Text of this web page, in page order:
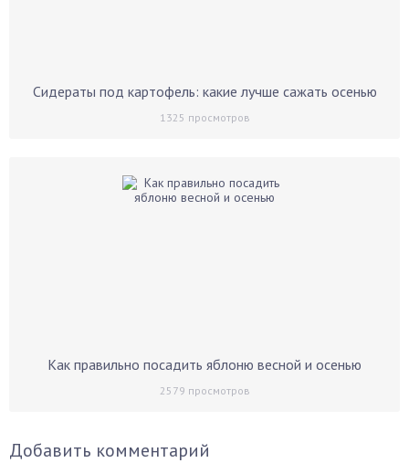
Сидераты под картофель: какие лучше сажать осенью
1325 просмотров
Как правильно посадить яблоню весной и осенью
2579 просмотров
Добавить комментарий